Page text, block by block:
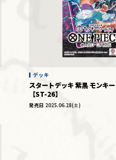
デッキ
スタートデッキ 紫黒 モンキ
【ST-26】
発売日 2025.06.28(土)